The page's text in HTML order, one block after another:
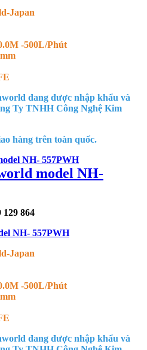
Japan
-500L/Phút
đang được nhập khẩu và
Ty TNHH Công Nghệ Kim
hàng trên toàn quốc.
model NH-
129 864
NH- 557PWH
Japan
-500L/Phút
đang được nhập khẩu và